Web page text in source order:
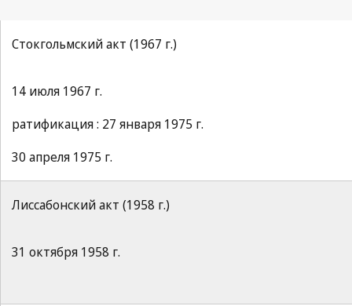
Стокгольмский акт (1967 г.)
14 июля 1967 г.
ратификация : 27 января 1975 г.
30 апреля 1975 г.
Лиссабонский акт (1958 г.)
31 октября 1958 г.